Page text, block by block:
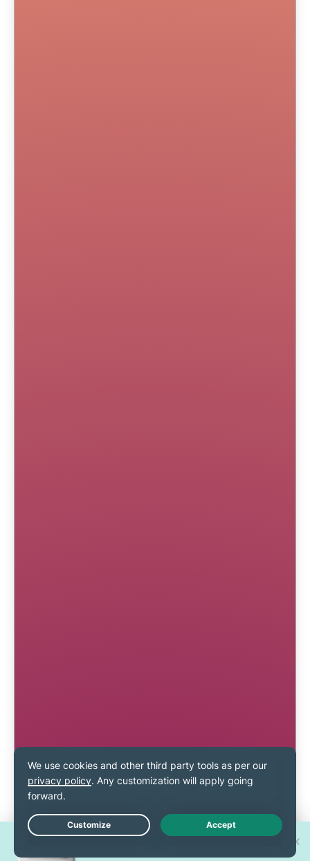
Live Chat
Osvojite jedan od 30 novih